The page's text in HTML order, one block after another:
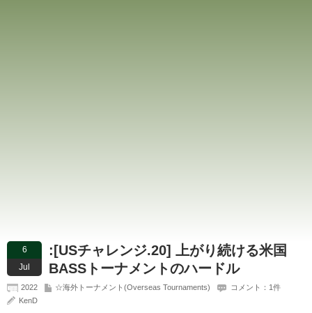
6
Jul
:[USチャレンジ.20] 上がり続ける米国
BASSトーナメントのハードル
2022 ☆海外トーナメント(Overseas Tournaments)
コメント：1件
KenD